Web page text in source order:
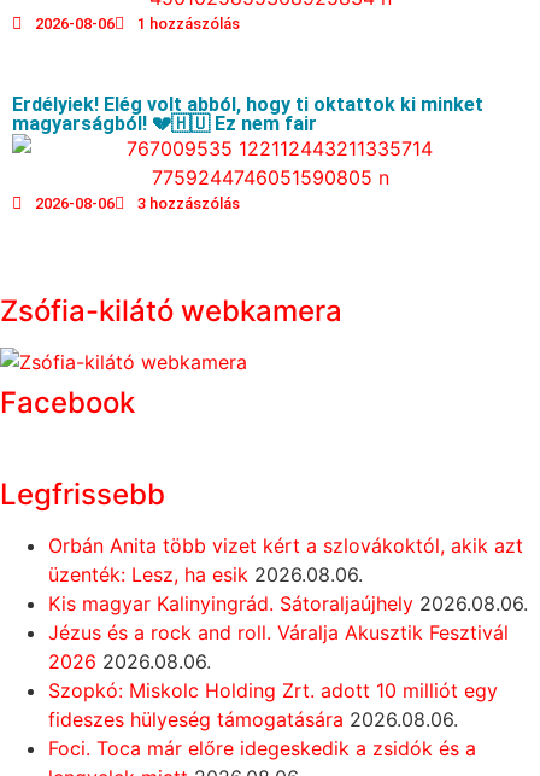
2026-08-06 1 hozzászólás
Erdélyiek! Elég volt abból, hogy ti oktattok ki minket
magyarságból! 💔🇭🇺 Ez nem fair
2026-08-06 3 hozzászólás
Zsófia-kilátó webkamera
Facebook
Legfrissebb
Orbán Anita több vizet kért a szlovákoktól, akik azt
üzenték: Lesz, ha esik 2026.08.06.
Kis magyar Kalinyingrád. Sátoraljaújhely 2026.08.06.
Jézus és a rock and roll. Váralja Akusztik Fesztivál
2026 2026.08.06.
Szopkó: Miskolc Holding Zrt. adott 10 milliót egy
fideszes hülyeség támogatására 2026.08.06.
Foci. Toca már előre idegeskedik a zsidók és a